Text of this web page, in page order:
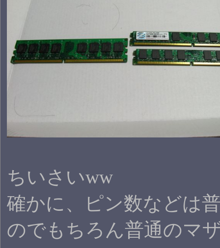
ちいさいww
確かに、ピン数などは
のでもちろん普通のマ